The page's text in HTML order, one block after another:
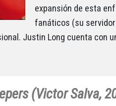
expansión de esta
fanáticos (su
Justin Long cuenta con
(Victor Salva,